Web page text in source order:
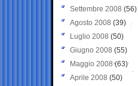
Settembre 2008 (56)
Agosto 2008 (39)
Luglio 2008 (50)
Giugno 2008 (55)
Maggio 2008(63)
Aprile 2008 (50)